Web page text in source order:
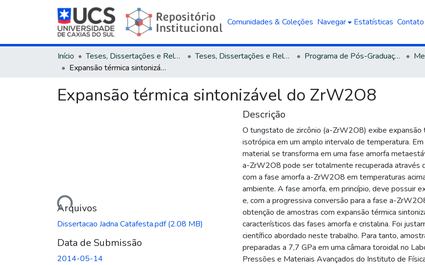
Comunidades & Coleções Navegar Estatísticas Contato
Início Teses, Dissertações e Relatórios Teses, Dissertações e Relatórios defendidos na UCS Programa de Pós-Graduação em Engenharia e Ciência dos Materiais
Expansão térmica sintonizável do ZrW2O8
Expansão térmica sintonizável do ZrW2O8
Carregando...
Arquivos
Dissertacao Jadna Catafesta.pdf(2.08 MB)
Data de Submissão
2014-05-14
Descrição
O tungstato de zircônio (a-ZrW2O8) exibe expansão
isotrópica em um amplo intervalo de temperatura.
material se transforma em uma fase amorfa
a-ZrW2O8 pode ser totalmente recuperada através
com a fase amorfa a-ZrW2O8 em temperaturas
ambiente. A fase amorfa, em princípio, deve possuir
e, com a progressiva conversão para a fase a-
obtenção de amostras com expansão térmica
característicos das fases amorfa e cristalina. Foi
científico abordado neste trabalho. Para tanto,
preparadas a 7,7 GPa em uma câmara toroidal no
Pressões e Materiais Avançados do Instituto de